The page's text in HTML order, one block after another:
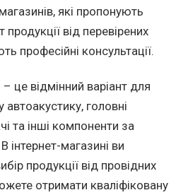
які пропонують
від перевірених
професійні консультації.
це відмінний варіант для
автоакустику, головні
та інші компоненти за
інтернет-магазині ви
продукції від провідних
отримати кваліфіковану